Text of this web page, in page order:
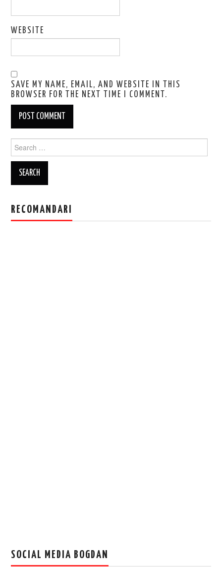
WEBSITE
SAVE MY NAME, EMAIL, AND WEBSITE IN THIS
BROWSER FOR THE NEXT TIME I COMMENT.
for:
RECOMANDARI
SOCIAL MEDIA BOGDAN